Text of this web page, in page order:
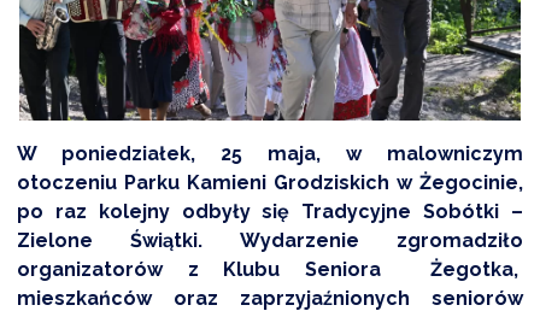
OBSŁUGI
W poniedziałek, 25 maja, w malowniczym
otoczeniu Parku Kamieni Grodziskich w Żegocinie,
po raz kolejny odbyły się Tradycyjne Sobótki –
Zielone Świątki. Wydarzenie zgromadziło
organizatorów z Klubu Seniora Żegotka,
mieszkańców oraz zaprzyjaźnionych seniorów